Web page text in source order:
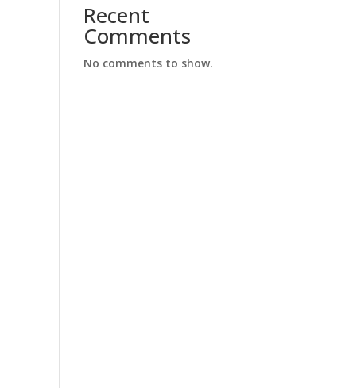
Recent
Comments
No comments to show.